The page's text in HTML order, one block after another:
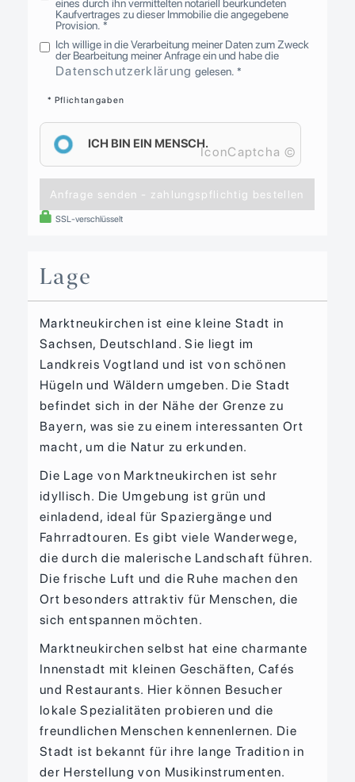
eines durch ihn vermittelten notariell beurkundeten
Kaufvertrages zu dieser Immobilie die angegebene
Provision. *
Ich willige in die Verarbeitung meiner Daten zum Zweck
der Bearbeitung meiner Anfrage ein und habe die
Datenschutzerklärung gelesen. *
* Pflichtangaben
Anfrage senden - zahlungspflichtig bestellen
SSL-verschlüsselt
ICH BIN EIN MENSCH.
IconCaptcha ©
Lage
Marktneukirchen ist eine kleine Stadt in
Sachsen, Deutschland. Sie liegt im
Landkreis Vogtland und ist von schönen
Hügeln und Wäldern umgeben. Die Stadt
befindet sich in der Nähe der Grenze zu
Bayern, was sie zu einem interessanten Ort
macht, um die Natur zu erkunden.
Die Lage von Marktneukirchen ist sehr
idyllisch. Die Umgebung ist grün und
einladend, ideal für Spaziergänge und
Fahrradtouren. Es gibt viele Wanderwege,
die durch die malerische Landschaft führen.
Die frische Luft und die Ruhe machen den
Ort besonders attraktiv für Menschen, die
sich entspannen möchten.
Marktneukirchen selbst hat eine charmante
Innenstadt mit kleinen Geschäften, Cafés
und Restaurants. Hier können Besucher
lokale Spezialitäten probieren und die
freundlichen Menschen kennenlernen. Die
Stadt ist bekannt für ihre lange Tradition in
der Herstellung von Musikinstrumenten.